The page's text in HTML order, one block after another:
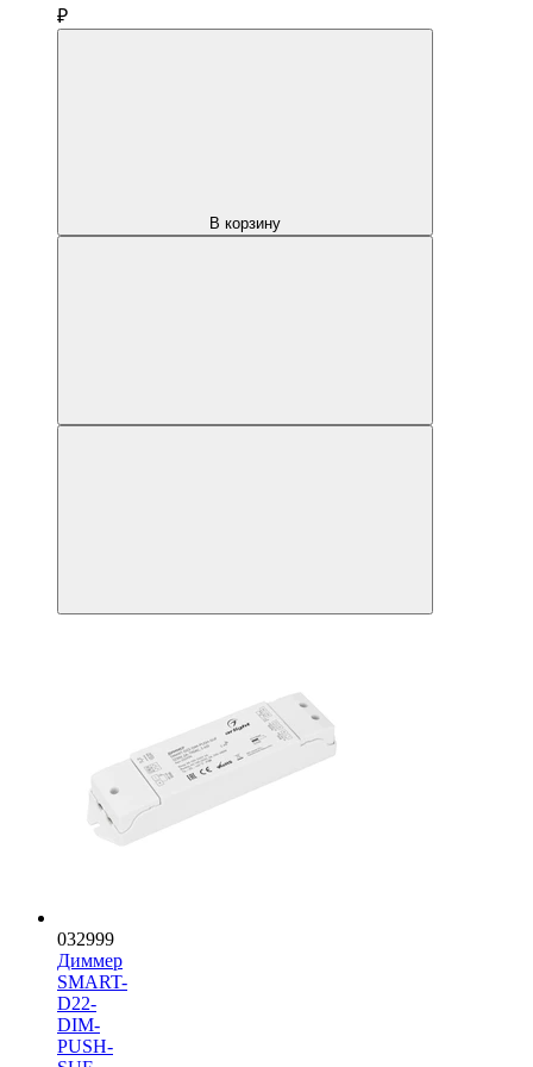
₽
В корзину
032999
Диммер
SMART-
D22-
DIM-
PUSH-